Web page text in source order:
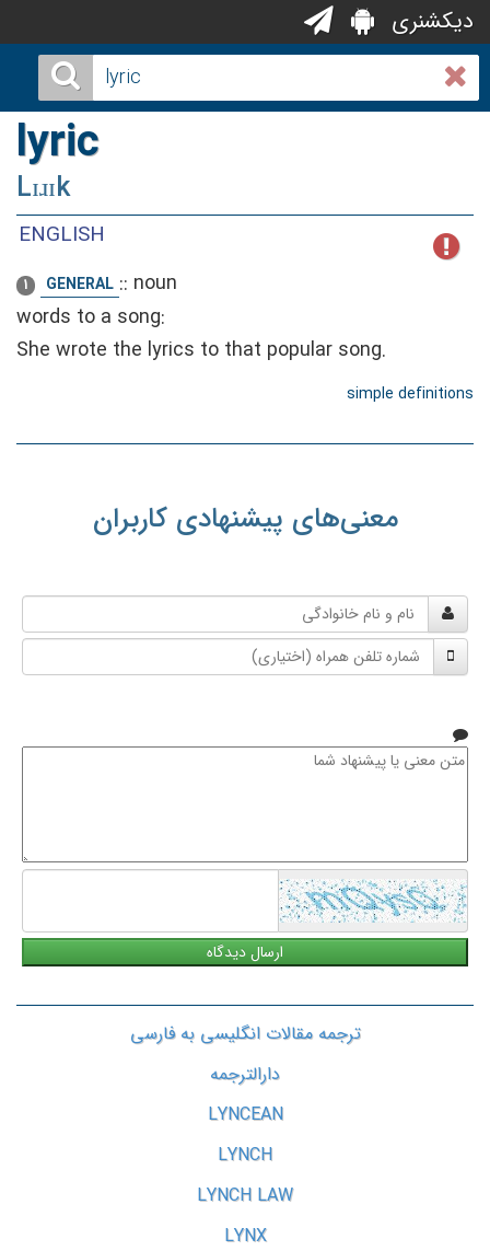
دیکشنری
lyric
Lɪɹɪk
ENGLISH
1 GENERAL :: noun
words to a song:
She wrote the lyrics to that popular song.
simple definitions
معنی‌های پیشنهادی کاربران
و
نام
خانوادگی
شماره
تلفن
متن
ترجمه مقالات انگلیسی به فارسی
دارالترجمه
LYNCEAN
LYNCH
LYNCH LAW
LYNX